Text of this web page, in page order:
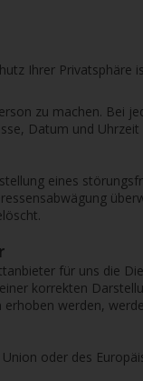
Ihrer
zu machen.
Datum und
eines
für uns die
korrekten
werden,
oder des